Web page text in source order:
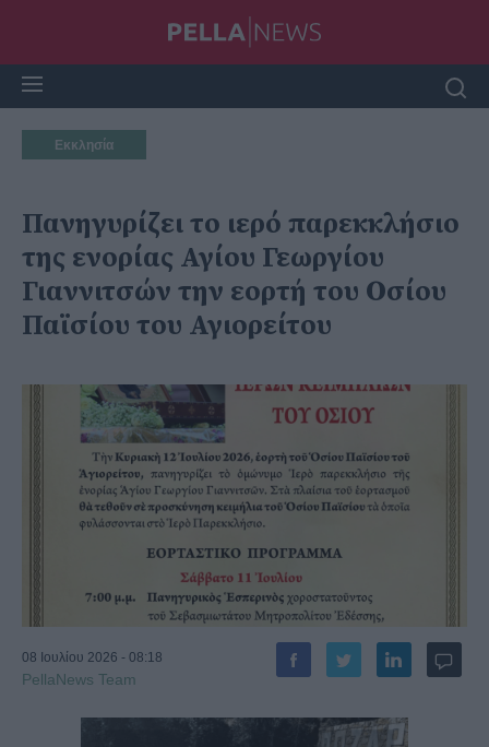
Εκκλησία
Πανηγυρίζει το ιερό παρεκκλήσιο
της ενορίας Αγίου Γεωργίου
Γιαννιτσών την εορτή του Οσίου
Παϊσίου του Αγιορείτου
08 Ιουλίου 2026 - 08:18
PellaNews Team